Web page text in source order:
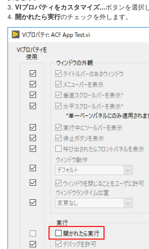
3. VIプロパティをカスタマイズ...ボタンを選択
4. 開かれたら実行のチェックを外します。